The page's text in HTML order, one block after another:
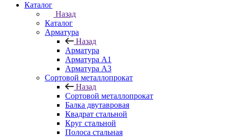
Каталог
Назад
Каталог
Арматура
Назад
Арматура
Арматура A1
Арматура А3
Сортовой металлопрокат
Назад
Сортовой металлопрокат
Балка двутавровая
Квадрат стальной
Круг стальной
Полоса стальная